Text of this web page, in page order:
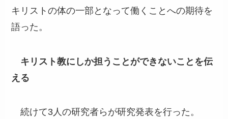
キリストの体の一部となって働くことへの期待を
語った。
キリスト教にしか担うことができないことを伝
える
続けて3人の研究者らが研究発表を行った。